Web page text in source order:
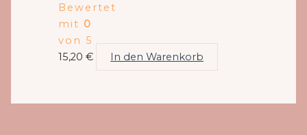
Bewertet
mit 0
von 5
15,20€ In den Warenkorb